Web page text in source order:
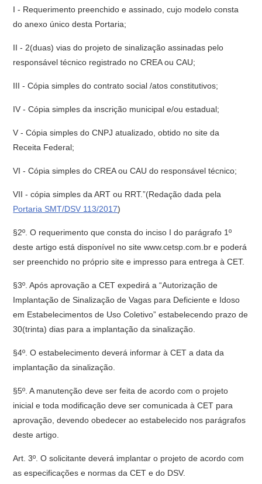
I - Requerimento preenchido e assinado, cujo modelo consta
do anexo único desta Portaria;
II - 2(duas) vias do projeto de sinalização assinadas pelo
responsável técnico registrado no CREA ou CAU;
III - Cópia simples do contrato social /atos constitutivos;
IV - Cópia simples da inscrição municipal e/ou estadual;
V - Cópia simples do CNPJ atualizado, obtido no site da
Receita Federal;
VI - Cópia simples do CREA ou CAU do responsável técnico;
VII - cópia simples da ART ou RRT.”(Redação dada pela
Portaria SMT/DSV 113/2017)
§2º. O requerimento que consta do inciso I do parágrafo 1º
deste artigo está disponível no site www.cetsp.com.br e poderá
ser preenchido no próprio site e impresso para entrega à CET.
§3º. Após aprovação a CET expedirá a “Autorização de
Implantação de Sinalização de Vagas para Deficiente e Idoso
em Estabelecimentos de Uso Coletivo” estabelecendo prazo de
30(trinta) dias para a implantação da sinalização.
§4º. O estabelecimento deverá informar à CET a data da
implantação da sinalização.
§5º. A manutenção deve ser feita de acordo com o projeto
inicial e toda modificação deve ser comunicada à CET para
aprovação, devendo obedecer ao estabelecido nos parágrafos
deste artigo.
Art. 3º. O solicitante deverá implantar o projeto de acordo com
as especificações e normas da CET e do DSV.